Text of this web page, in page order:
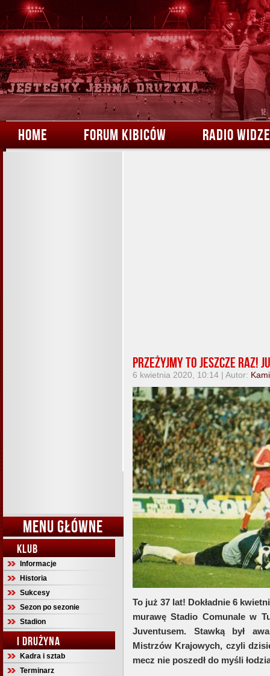
HOME FORUM KIBICÓW RADIO
MENU GŁÓWNE
KLUB
Informacje
Historia
Sukcesy
Sezon po sezonie
Stadion
I DRUŻYNA
Kadra i sztab
Terminarz
Przeżyjmy to jeszcze raz!
6 kwietnia 2020, 10:14 | Autor:
To już 37 lat! Dokładnie 6
murawę Stadio Comunale w
Juventusem. Stawką był
Mistrzów Krajowych, czyli
mecz nie poszedł do myśli